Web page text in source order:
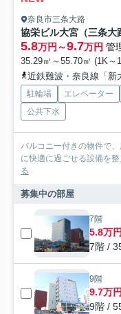
奈良市三条大路
協栄ビル大宮（三条大
5.8万円～9.7万円 管
35.29㎡～55.70㎡ (1K～
近鉄難波・奈良線「新
駐輪場 エレベーター
公共下水
バルコニー付きの物件で
に快適に過ごせる設備を
る
募集中の部屋
7階
5.8万円
7階 /
9階
9.7万円
9階 /